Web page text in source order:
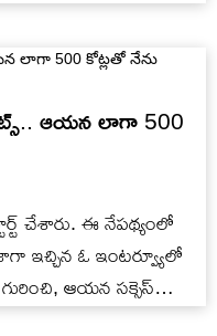
ఆయన లాగా 500
చేశారు. ఈ నేపథ్యంలో
ఇచ్చిన ఓ ఇంటర్వ్యూలో
ఆయన సక్సెస్…